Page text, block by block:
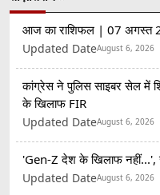
आज का राशिफल | 07 अगस्त
Updated DateAugust 6, 2026
कांग्रेस ने पुलिस साइबर सेल में
के खिलाफ FIR
Updated DateAugust 6, 2026
'Gen-Z देश के खिलाफ नहीं...',
Updated DateAugust 6, 2026